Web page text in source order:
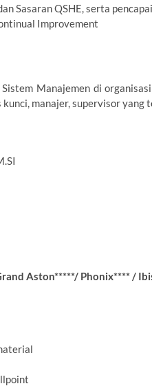
Sasaran QSHE, serta
Improvement
Manajemen di
manajer, supervisor
Aston*****/ Phonix**** /